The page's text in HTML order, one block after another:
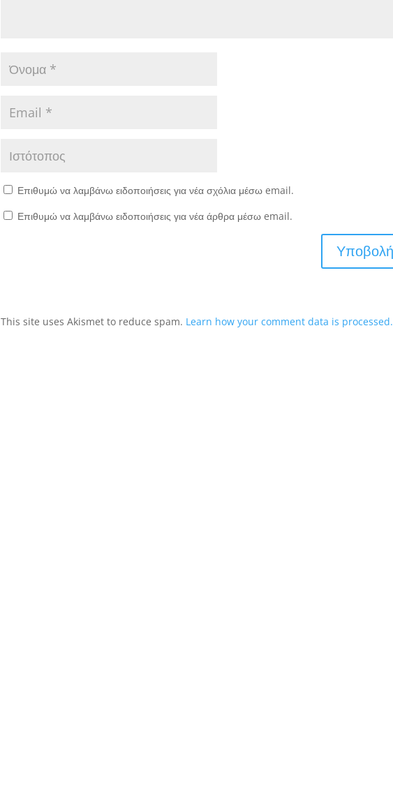
Επιθυμώ να λαμβάνω ειδοποιήσεις για νέα σχόλια μέσω email.
Επιθυμώ να λαμβάνω ειδοποιήσεις για νέα άρθρα μέσω email.
This site uses Akismet to reduce spam. Learn how your comment data is processed.